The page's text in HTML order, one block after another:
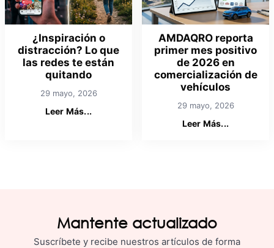
¿Inspiración o
distracción? Lo que
las redes te están
quitando
29 mayo, 2026
Leer Más...
AMDAQRO reporta
primer mes positivo
de 2026 en
comercialización de
vehículos
29 mayo, 2026
Leer Más...
Mantente actualizado
Suscríbete y recibe nuestros artículos de forma